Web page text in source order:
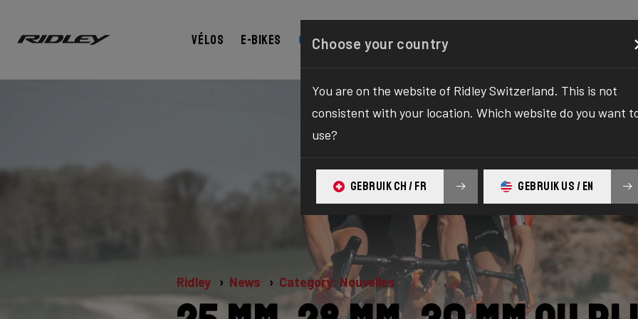
Vélos E-bikes Configurator Boutique
Ridley News Category: Nouvelles
Choose your country
You are on the website of Ridley Switzerland. This is not
consistent with your location. Which website do you want
use?
GEBRUIK CH / FR GEBRUIK US / EN